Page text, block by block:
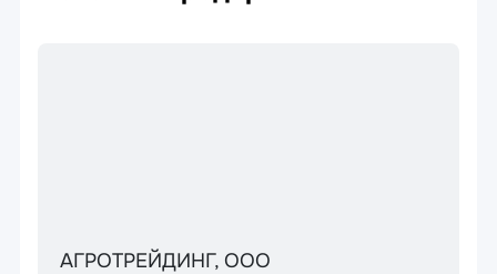
АГРОТРЕЙДИНГ, ООО